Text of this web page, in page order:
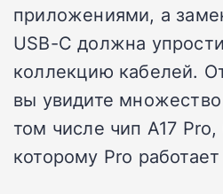
приложениями, а
USB-C должна
коллекцию кабелей.
вы увидите
том числе чип A17 Pro,
которому Pro